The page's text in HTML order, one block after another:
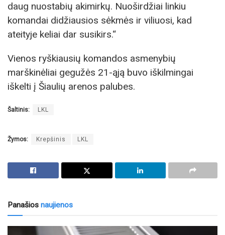
daug nuostabių akimirkų. Nuoširdžiai linkiu
komandai didžiausios sėkmės ir viliuosi, kad
ateityje keliai dar susikirs.“
Vienos ryškiausių komandos asmenybių
marškinėliai gegužės 21-ąją buvo iškilmingai
iškelti į Šiaulių arenos palubes.
Šaltinis: LKL
Žymos: Krepšinis LKL
Panašios naujienos